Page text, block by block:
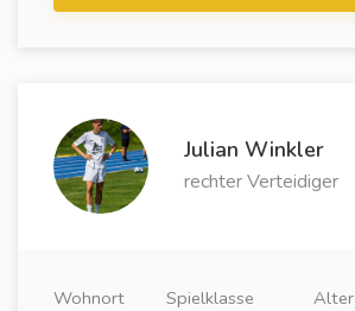
Julian Winkler
rechter Verteidiger
Wohnort Spielklasse Alter